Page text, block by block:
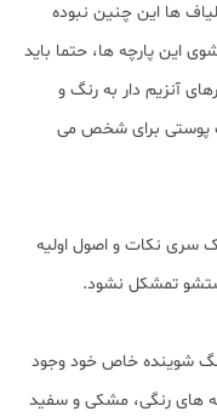
ها این چنین نبوده
این پارچه ها، حتما باید
آنزیم دار به رنگ و
پوستی برای شخص می
سری نکات و اصول اولیه
تمشکل نشود.
شوینده خاص خود وجود
های رنگی، مشکی و سفید